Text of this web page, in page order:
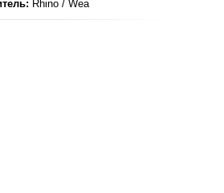
Rhino / Wea